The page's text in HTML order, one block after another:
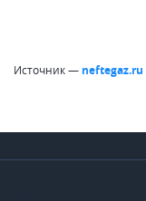
Источник — neftegaz.ru